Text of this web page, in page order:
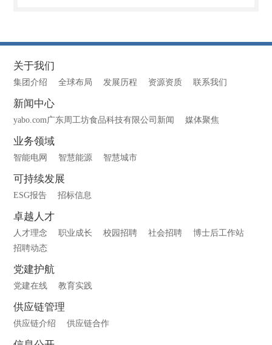
关于我们
集团介绍 全球布局 发展历程 资源资质 联系我们
新闻中心
yabo.com广东周工坊食品科技有限公司新闻 媒体聚焦
业务领域
智能电网 智慧能源 智慧城市
可持续发展
ESG报告 招标信息
卓越人才
人才理念 职业成长 校园招聘 社会招聘
博士后工作站
招聘动态
党建护航
党建在线 教育实践
供应链管理
供应链介绍 供应链合作